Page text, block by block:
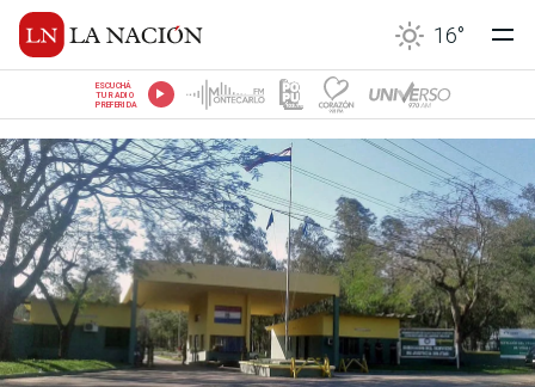
16°
ESCUCHÁ
TU RADIO
PREFERIDA